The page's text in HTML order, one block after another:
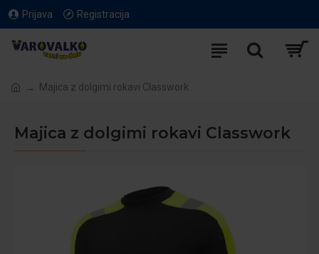
Prijava Registracija
Majica z dolgimi rokavi Classwork
Majica z dolgimi rokavi Classwork